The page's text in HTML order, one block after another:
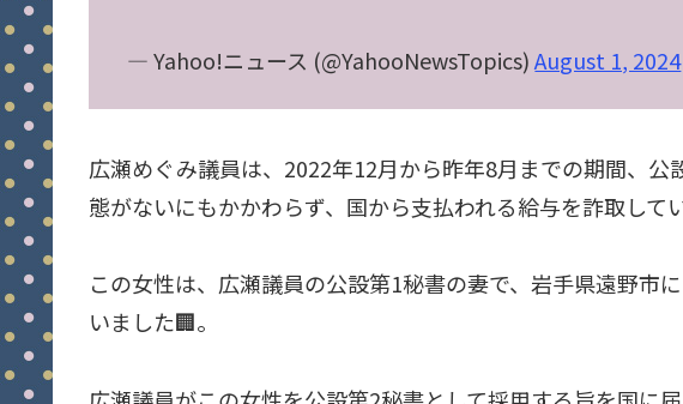
— Yahoo!ニュース (@YahooNewsTopics)August 1, 2024
広瀬めぐみ議員は、2022年12月から昨年8月までの期間、公
態がないにもかかわらず、国から支払われる給与を詐取して
この女性は、広瀬議員の公設第1秘書の妻で、岩手県遠野市
いました🏢。